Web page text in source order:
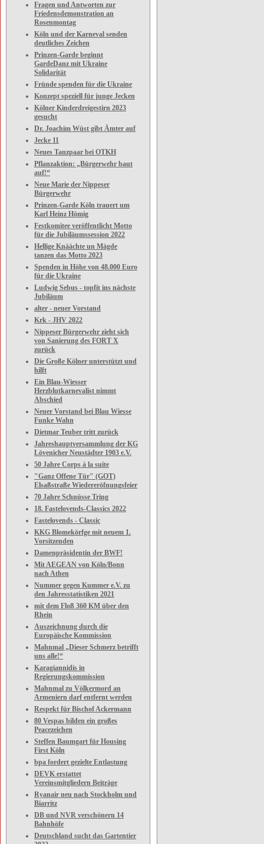
Fragen und Antworten zur
Friedensdemonstration an
Rosenmontag
Köln und der Karneval senden
deutliches Zeichen
Prinzen-Garde beginnt
GardeDanz mit Ukraine
Solidarität
Fründe spenden für die Ukraine
Konzept speziell für junge Jecken
Kölner Kinderdreigestirn 2023
gesucht
Dr. Joachim Wüst gibt Ämter auf
Jecke 11
Neues Tanzpaar bei OTKH
Pflanzaktion: „Bürgerwehr baut
auf!“
Neue Marie der Nippeser
Bürgerwehr
Prinzen-Garde Köln trauert um
Karl Heinz Hömig
Festkomitee veröffentlicht Motto
für die Jubiläumssession 2022
Hellige Knäächte un Mägde
tanzen das Motto 2023
Spenden in Höhe von 48.000 Euro
für die Ukraine
Ludwig Sebus - topfit ins nächste
Jubiläum
alter - neuer Vorstand
Krk - JHV 2022
Nippeser Bürgerwehr zieht sich
von Sanierung des FORT X
zurück
Die Große Kölner unterstützt und
hilft
Ein Blau-Wiesser
Herzblutkarnevalist nimmt
Abschied
Neuer Vorstand bei Blau Wiesse
Funke Wahn
Dietmar Teuber tritt zurück
Jahreshauptversammlung der KG
Lövenicher Neustädter 1903 e.V.
50 Jahre Corps à la suite
"Ganz Offene Tür" (GOT)
Elsaßstraße Wiedereröfnungsfeier
70 Jahre Schnüsse Tring
18. Fastelovends-Classics 2022
Fastelovends - Classic
KKG Blomekörfge mit neuem 1.
Vorsitzenden
Damenpräsidentin der BWF!
Mit AEGEAN von Köln/Bonn
nach Athen
Nummer gegen Kummer e.V. zu
den Jahresstatistiken 2021
mit dem Floß 360 KM über den
Rhein
Auszeichnung durch die
Europäische Kommission
Mahnmal „Dieser Schmerz betrifft
uns alle!“
Karagiannidis in
Regierungskommission
Mahnmal zu Völkermord an
Armeniern darf entfernt werden
Respekt für Bischof Ackermann
80 Vespas bilden ein großes
Peacezeichen
Steffen Baumgart für Housing
First Köln
bpa fordert gezielte Entlastung
DEVK erstattet
Vereinsmitgliedern Beiträge
Ryanair neu nach Stockholm und
Biarritz
DB und NVR verschönern 14
Bahnhöfe
Deutschland sucht das Gartentier